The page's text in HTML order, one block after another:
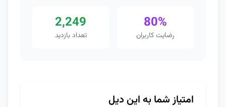
80%
رضایت کاربران
2,249
تعداد بازدید
امتیاز شما به این دیل